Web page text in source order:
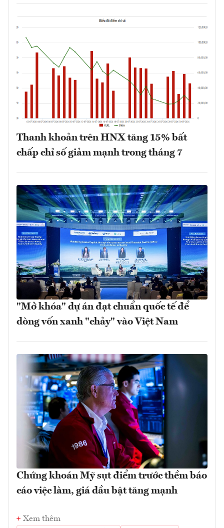
Thanh khoản trên HNX tăng 15% bất
chấp chỉ số giảm mạnh trong tháng 7
"Mở khóa" dự án đạt chuẩn quốc tế để
dòng vốn xanh "chảy" vào Việt Nam
Chứng khoán Mỹ sụt điểm trước thềm báo
cáo việc làm, giá dầu bật tăng mạnh
Xem thêm